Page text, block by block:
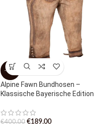
-53%
Alpine Fawn Bundhosen –
Klassische Bayerische Edition
€400.00 €189.00